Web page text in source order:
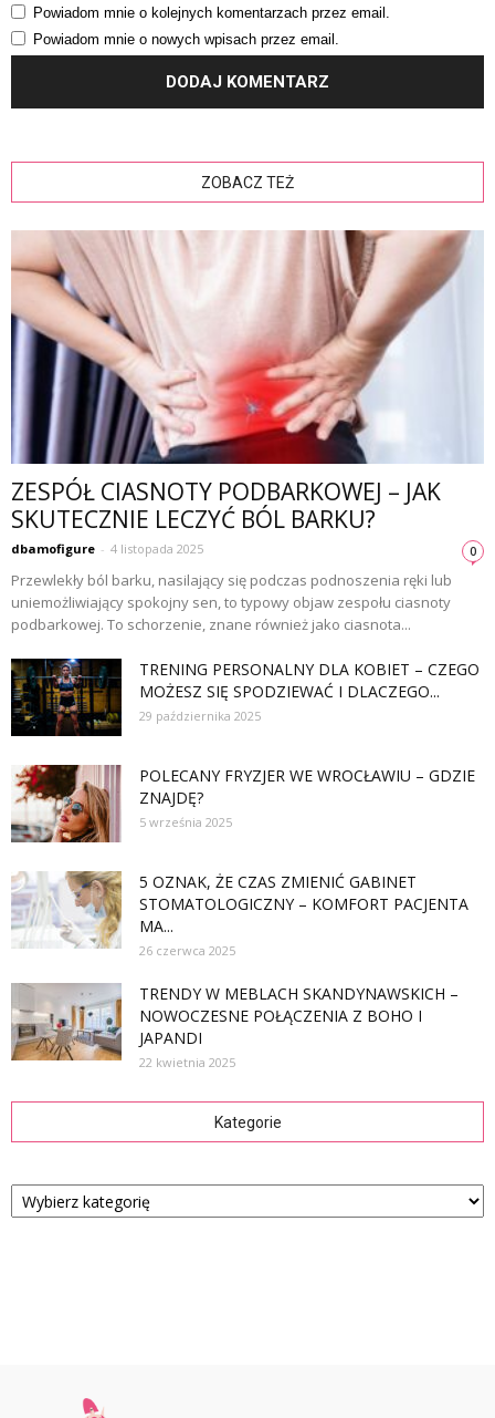
Powiadom mnie o kolejnych komentarzach przez email.
Powiadom mnie o nowych wpisach przez email.
ZOBACZ TEŻ
ZESPÓŁ CIASNOTY PODBARKOWEJ – JAK
SKUTECZNIE LECZYĆ BÓL BARKU?
dbamofigure - 4 listopada 2025 0
Przewlekły ból barku, nasilający się podczas podnoszenia ręki lub
uniemożliwiający spokojny sen, to typowy objaw zespołu ciasnoty
podbarkowej. To schorzenie, znane również jako ciasnota...
TRENING PERSONALNY DLA KOBIET – CZEGO
MOŻESZ SIĘ SPODZIEWAĆ I DLACZEGO...
29 października 2025
POLECANY FRYZJER WE WROCŁAWIU – GDZIE
ZNAJDĘ?
5 września 2025
5 OZNAK, ŻE CZAS ZMIENIĆ GABINET
STOMATOLOGICZNY – KOMFORT PACJENTA
MA...
26 czerwca 2025
TRENDY W MEBLACH SKANDYNAWSKICH –
NOWOCZESNE POŁĄCZENIA Z BOHO I
JAPANDI
22 kwietnia 2025
Kategorie
Kategorie